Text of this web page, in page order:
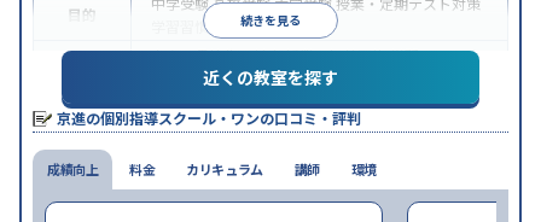
続きを見る
目的
学習習慣の定着
中高一貫校生に対応授業の振替可能学習にPC・タ
ブレットを利用季節講習のみの受講可
※2024年6月調査。大学受験塾・予備校のアンケート調査方法を参照
近くの教室を探す
京進の個別指導スクール・ワンの口コミ・評判
成績向上 料金 カリキュラム 講師 環境